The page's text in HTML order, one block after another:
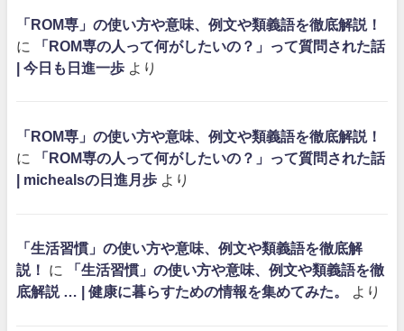
「ROM専」の使い方や意味、例文や類義語を徹底解説！
に
「ROM専の人って何がしたいの？」って質問された話
| 今日も日進一歩 より
「ROM専」の使い方や意味、例文や類義語を徹底解説！
に
「ROM専の人って何がしたいの？」って質問された話
| michealsの日進月歩 より
「生活習慣」の使い方や意味、例文や類義語を徹底解
説！
に
「生活習慣」の使い方や意味、例文や類義語を徹
底解説 … | 健康に暮らすための情報を集めてみた。
より